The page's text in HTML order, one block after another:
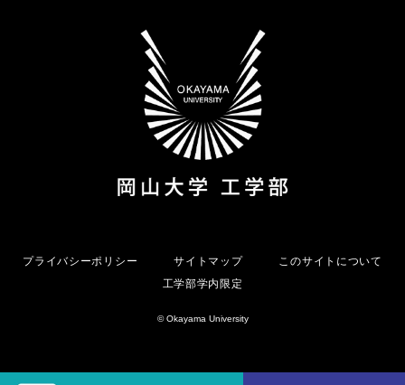
プライバシーポリシー サイトマップ
このサイトについて
工学部学内限定
© Okayama University